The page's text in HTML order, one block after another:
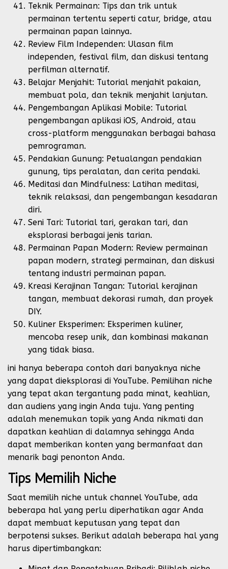
Teknik Permainan: Tips dan trik untuk
permainan tertentu seperti catur, bridge, atau
permainan papan lainnya.
Review Film Independen: Ulasan film
independen, festival film, dan diskusi tentang
perfilman alternatif.
Belajar Menjahit: Tutorial menjahit pakaian,
membuat pola, dan teknik menjahit lanjutan.
Pengembangan Aplikasi Mobile: Tutorial
pengembangan aplikasi iOS, Android, atau
cross-platform menggunakan berbagai bahasa
pemrograman.
Pendakian Gunung: Petualangan pendakian
gunung, tips peralatan, dan cerita pendaki.
Meditasi dan Mindfulness: Latihan meditasi,
teknik relaksasi, dan pengembangan kesadaran
diri.
Seni Tari: Tutorial tari, gerakan tari, dan
eksplorasi berbagai jenis tarian.
Permainan Papan Modern: Review permainan
papan modern, strategi permainan, dan diskusi
tentang industri permainan papan.
Kreasi Kerajinan Tangan: Tutorial kerajinan
tangan, membuat dekorasi rumah, dan proyek
DIY.
Kuliner Eksperimen: Eksperimen kuliner,
mencoba resep unik, dan kombinasi makanan
yang tidak biasa.
ini hanya beberapa contoh dari banyaknya niche
yang dapat dieksplorasi di YouTube. Pemilihan niche
yang tepat akan tergantung pada minat, keahlian,
dan audiens yang ingin Anda tuju. Yang penting
adalah menemukan topik yang Anda nikmati dan
dapatkan keahlian di dalamnya sehingga Anda
dapat memberikan konten yang bermanfaat dan
menarik bagi penonton Anda.
Tips Memilih Niche
Saat memilih niche untuk channel YouTube, ada
beberapa hal yang perlu diperhatikan agar Anda
dapat membuat keputusan yang tepat dan
berpotensi sukses. Berikut adalah beberapa hal yang
harus dipertimbangkan: